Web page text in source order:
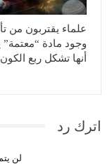
علماء يقتربون من
وجود مادة “معتمة”
أنها تشكل ربع الكون
اترك رد
لن